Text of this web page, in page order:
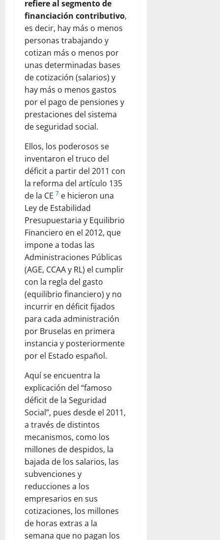
refiere al segmento de
financiación contributivo,
es decir, hay más o menos
personas trabajando y
cotizan más o menos por
unas determinadas bases
de cotización (salarios) y
hay más o menos gastos
por el pago de pensiones y
prestaciones del sistema
de seguridad social.
Ellos, los poderosos se
inventaron el truco del
déficit a partir del 2011 con
la reforma del artículo 135
de la CE 7 e hicieron una
Ley de Estabilidad
Presupuestaria y Equilibrio
Financiero en el 2012, que
impone a todas las
Administraciones Públicas
(AGE, CCAA y RL) el cumplir
con la regla del gasto
(equilibrio financiero) y no
incurrir en déficit fijados
para cada administración
por Bruselas en primera
instancia y posteriormente
por el Estado español.
Aquí se encuentra la
explicación del “famoso
déficit de la Seguridad
Social”, pues desde el 2011,
a través de distintos
mecanismos, como los
millones de despidos, la
bajada de los salarios, las
subvenciones y
reducciones a los
empresarios en sus
cotizaciones, los millones
de horas extras a la
semana que no pagan los